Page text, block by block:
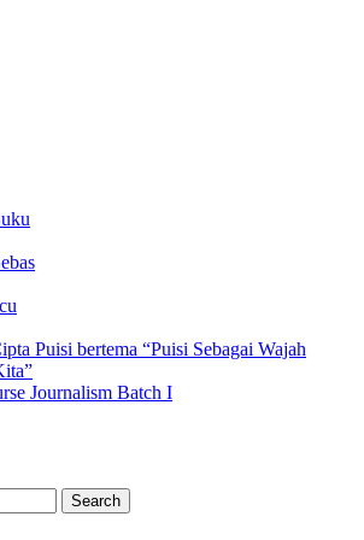
Puisi bertema “Puisi Sebagai Wajah
Journalism Batch I